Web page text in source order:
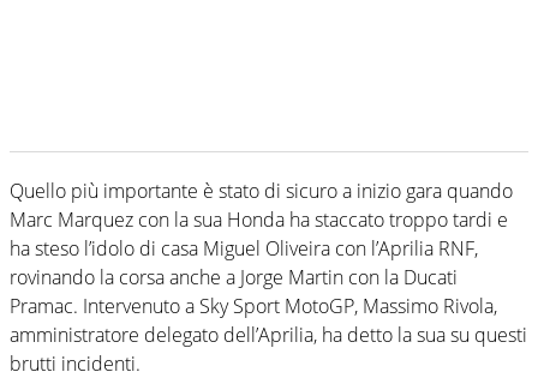
Quello più importante è stato di sicuro a inizio gara quando
Marc Marquez con la sua Honda ha staccato troppo tardi e
ha steso l’idolo di casa Miguel Oliveira con l’Aprilia RNF,
rovinando la corsa anche a Jorge Martin con la Ducati
Pramac. Intervenuto a Sky Sport MotoGP, Massimo Rivola,
amministratore delegato dell’Aprilia, ha detto la sua su questi
brutti incidenti.